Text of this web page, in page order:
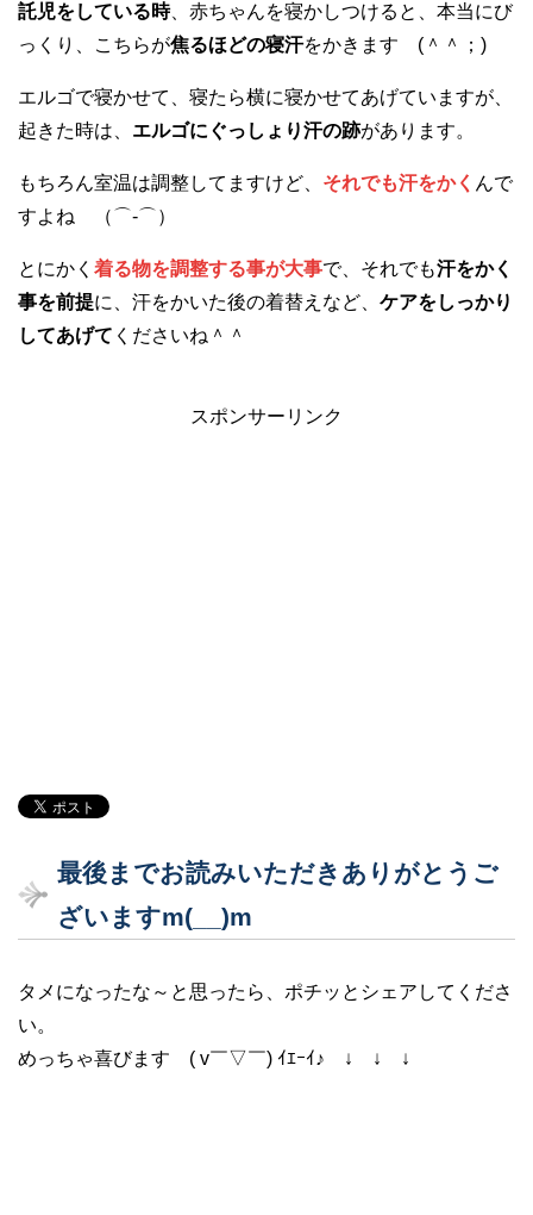
託児をしている時、赤ちゃんを寝かしつけると、本当にび
っくり、こちらが焦るほどの寝汗をかきます (＾＾；)
エルゴで寝かせて、寝たら横に寝かせてあげていますが、
起きた時は、 エルゴにぐっしょり汗の跡があります。
もちろん室温は調整してますけど、 それでも汗をかく んで
すよね （⌒-⌒）
とにかく 着る物を調整する事が大事で、それでも汗をかく
事を前提に、汗をかいた後の着替えなど、 ケアをしっかり
してあげて くださいね＾＾
スポンサーリンク
最後までお読みいただきありがとうご
ざいますm(__)m
タメになったな～と思ったら、ポチッとシェアしてくださ
い。
めっちゃ喜びます ( v￣▽￣) ｲｴｰｲ♪ ↓ ↓ ↓